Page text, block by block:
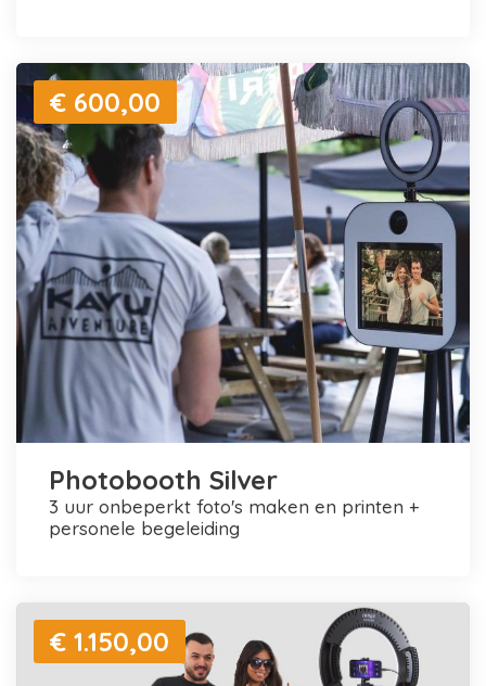
€ 600,00
Photobooth Silver
3 uur onbeperkt foto's maken en printen +
personele begeleiding
€ 1.150,00